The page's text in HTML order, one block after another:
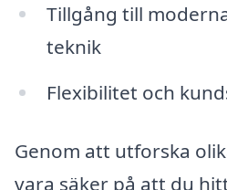
Tillgång till
teknik
Flexibilitet och
Genom att utforska
vara säker på att du